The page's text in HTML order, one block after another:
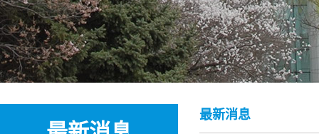
最新消息